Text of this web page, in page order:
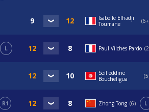
Isabelle Elhadji
Toumane
6+
L Paul Vilches Pardo 2
Seif eddine
Boucheligua
5
R1 Zhong Tong 6 L